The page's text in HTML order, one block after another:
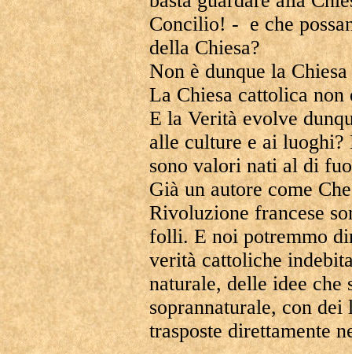
Concilio! - e che
della Chiesa?
Non è dunque la
La Chiesa cattolica non
E la Verità evolve
alle culture e ai luoghi?
sono valori nati al di
Già un autore come
Rivoluzione francese
folli. E noi potremmo
verità cattoliche
naturale, delle idee che
soprannaturale, con
trasposte direttamente